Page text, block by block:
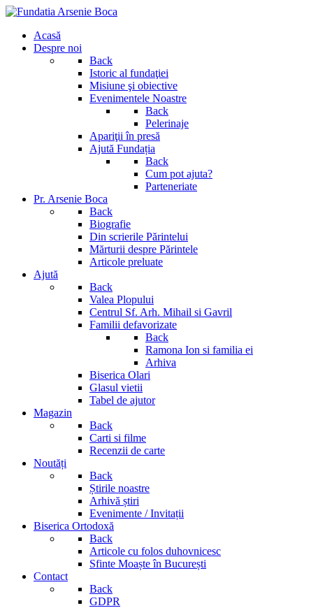
Acasă
Despre noi
Back
Istoric al fundaţiei
Misiune şi obiective
Evenimentele Noastre
Back
Pelerinaje
Apariţii în presă
Ajută Fundația
Back
Cum pot ajuta?
Parteneriate
Pr. Arsenie Boca
Back
Biografie
Din scrierile Părintelui
Mărturii despre Părintele
Articole preluate
Ajută
Back
Valea Plopului
Centrul Sf. Arh. Mihail si Gavril
Familii defavorizate
Back
Ramona Ion si familia ei
Arhiva
Biserica Olari
Glasul vietii
Tabel de ajutor
Magazin
Back
Carti si filme
Recenzii de carte
Noutăți
Back
Știrile noastre
Arhivă știri
Evenimente / Invitații
Biserica Ortodoxă
Back
Articole cu folos duhovnicesc
Sfinte Moaște în București
Contact
Back
GDPR